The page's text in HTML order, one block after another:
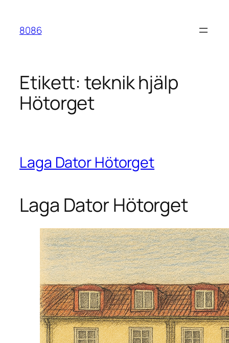
innehåll
8086
Etikett:teknik hjälp
Hötorget
Laga Dator Hötorget
Laga Dator Hötorget